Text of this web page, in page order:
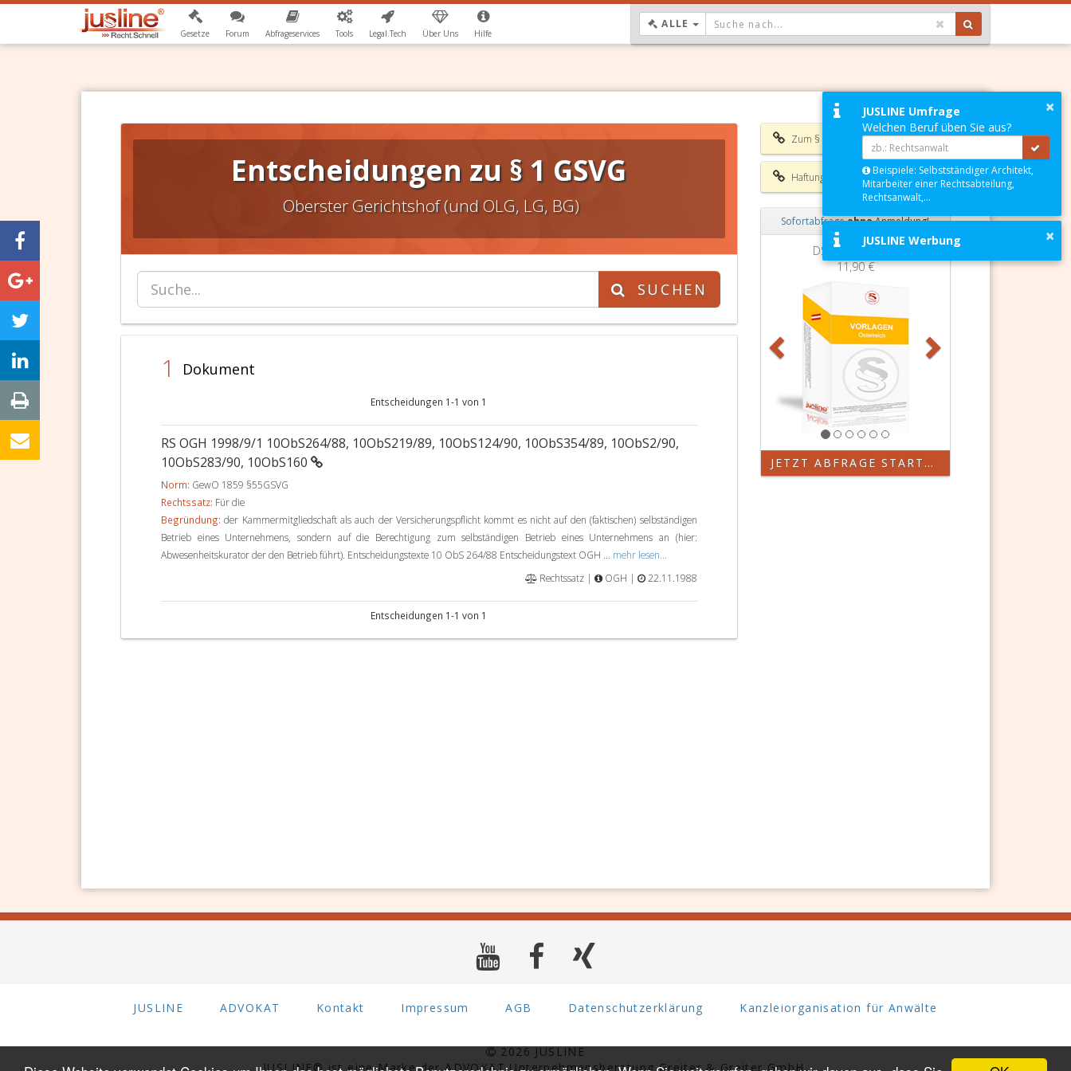
Gesetze Forum Abfrageservices Tools Legal.Tech Über Uns Hilfe
ALLE DROPDOWN: GEWÄHLTER WERT IST ALLE
Entscheidungen zu § 1 GSVG
Oberster Gerichtshof (und OLG, LG, BG)
SUCHEN
1 Dokument
Entscheidungen 1-1 von 1
RS OGH 1998/9/1 10ObS264/88, 10ObS219/89, 10ObS124/90, 10ObS354/89, 10ObS2/90,
10ObS283/90, 10ObS160
Norm: GewO 1859 §55GSVG
Rechtssatz: Für die
Begründung: der Kammermitgliedschaft als auch der Versicherungspflicht kommt es nicht auf den (faktischen) selbständigen
Betrieb eines Unternehmens, sondern auf die Berechtigung zum selbständigen Betrieb eines Unternehmens an (hier:
Abwesenheitskurator der den Betrieb führt). Entscheidungstexte 10 ObS 264/88 Entscheidungstext OGH ... mehr lesen...
Rechtssatz |
OGH | 22.11.1988
Entscheidungen 1-1 von 1
Zum § 1 GSVG
Haftungsausschluss
SofortabfrageohneAnmeldung!
DSGVO Vorlagen
11,90 €
Zurück Weiter
JETZT ABFRAGE STARTEN
JUSLINE ADVOKAT Kontakt Impressum AGB Datenschutzerklärung Kanzleiorganisation für Anwälte
2026 JUSLINE
JUSLINE® ist eine Marke der ADVOKAT Unternehmensberatung Greiter & Greiter GmbH.
×
JUSLINE Umfrage
Welchen Beruf üben Sie aus?
Beispiele: Selbstständiger Architekt,
Mitarbeiter einer Rechtsabteilung,
Rechtsanwalt,...
×
JUSLINE Werbung